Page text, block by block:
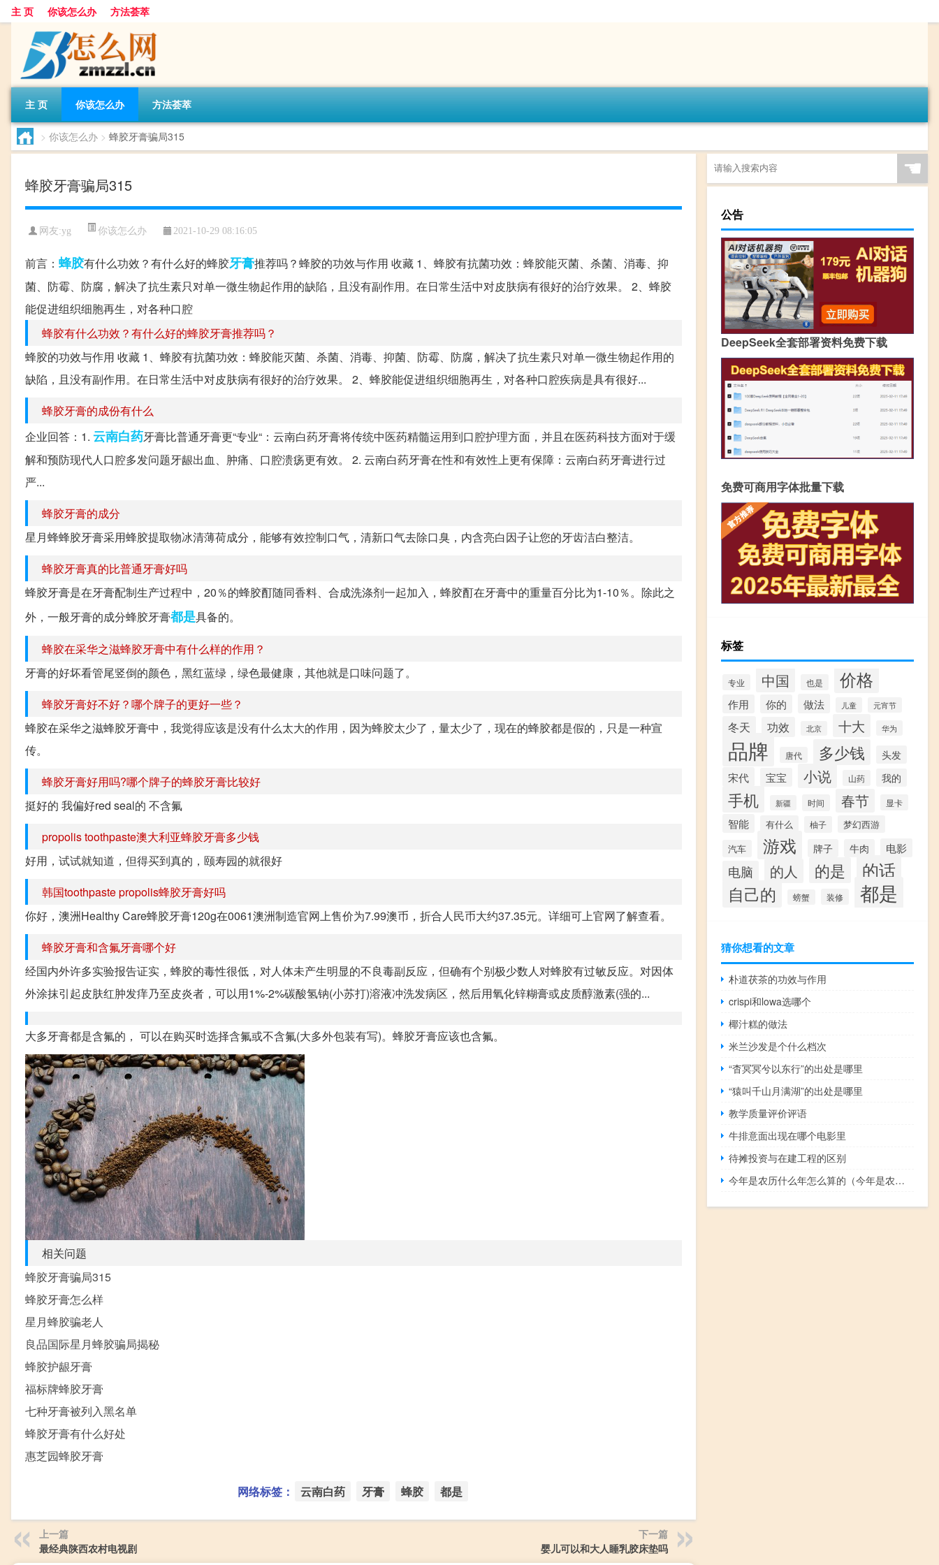
主 页 你该怎么办 方法荟萃
主 页 你该怎么办 方法荟萃
> 你该怎么办 > 蜂胶牙膏骗局315
蜂胶牙膏骗局315
网友:yg 你该怎么办 2021-10-29 08:16:05
前言： 蜂胶有什么功效？有什么好的蜂胶牙膏推荐吗？蜂胶的功效与作用 收藏 1、蜂胶有抗菌功效：蜂胶能灭菌、杀菌、消毒、抑
菌、防霉、防腐，解决了抗生素只对单一微生物起作用的缺陷，且没有副作用。在日常生活中对皮肤病有很好的治疗效果。 2、蜂胶
能促进组织细胞再生，对各种口腔
蜂胶有什么功效？有什么好的蜂胶牙膏推荐吗？
蜂胶的功效与作用 收藏 1、蜂胶有抗菌功效：蜂胶能灭菌、杀菌、消毒、抑菌、防霉、防腐，解决了抗生素只对单一微生物起作用的
缺陷，且没有副作用。在日常生活中对皮肤病有很好的治疗效果。 2、蜂胶能促进组织细胞再生，对各种口腔疾病是具有很好...
蜂胶牙膏的成份有什么
企业回答：1. 云南白药牙膏比普通牙膏更“专业“：云南白药牙膏将传统中医药精髓运用到口腔护理方面，并且在医药科技方面对于缓
解和预防现代人口腔多发问题牙龈出血、肿痛、口腔溃疡更有效。 2. 云南白药牙膏在性和有效性上更有保障：云南白药牙膏进行过
严...
蜂胶牙膏的成分
星月蜂蜂胶牙膏采用蜂胶提取物冰清薄荷成分，能够有效控制口气，清新口气去除口臭，内含亮白因子让您的牙齿洁白整洁。
蜂胶牙膏真的比普通牙膏好吗
蜂胶牙膏是在牙膏配制生产过程中，20％的蜂胶酊随同香料、合成洗涤剂一起加入，蜂胶酊在牙膏中的重量百分比为1-10％。除此之
外，一般牙膏的成分蜂胶牙膏都是具备的。
蜂胶在采华之滋蜂胶牙膏中有什么样的作用？
牙膏的好坏看管尾竖倒的颜色，黑红蓝绿，绿色最健康，其他就是口味问题了。
蜂胶牙膏好不好？哪个牌子的更好一些？
蜂胶在采华之滋蜂胶牙膏中，我觉得应该是没有什么太大的作用，因为蜂胶太少了，量太少了，现在的蜂胶都是假的，只是一种宣
传。
蜂胶牙膏好用吗?哪个牌子的蜂胶牙膏比较好
挺好的 我偏好red seal的 不含氟
propolis toothpaste澳大利亚蜂胶牙膏多少钱
好用，试试就知道，但得买到真的，颐寿园的就很好
韩国toothpaste propolis蜂胶牙膏好吗
你好，澳洲Healthy Care蜂胶牙膏120g在0061澳洲制造官网上售价为7.99澳币，折合人民币大约37.35元。详细可上官网了解查看。
蜂胶牙膏和含氟牙膏哪个好
经国内外许多实验报告证实，蜂胶的毒性很低，对人体未产生明显的不良毒副反应，但确有个别极少数人对蜂胶有过敏反应。对因体
外涂抹引起皮肤红肿发痒乃至皮炎者，可以用1%-2%碳酸氢钠(小苏打)溶液冲洗发病区，然后用氧化锌糊膏或皮质醇激素(强的...
大多牙膏都是含氟的， 可以在购买时选择含氟或不含氟(大多外包装有写)。蜂胶牙膏应该也含氟。
相关问题
蜂胶牙膏骗局315
蜂胶牙膏怎么样
星月蜂胶骗老人
良品国际星月蜂胶骗局揭秘
蜂胶护龈牙膏
福标牌蜂胶牙膏
七种牙膏被列入黑名单
蜂胶牙膏有什么好处
惠芝园蜂胶牙膏
网络标签： 云南白药 牙膏 蜂胶 都是
上一篇
最经典陕西农村电视剧
下一篇
婴儿可以和大人睡乳胶床垫吗
☚
公告
DeepSeek全套部署资料免费下载
免费可商用字体批量下载
标签
专业 中国 也是 价格
作用 你的 做法 儿童 元宵节
冬天 功效 北京 十大 华为
品牌 唐代 多少钱 头发
宋代 宝宝 小说 山药 我的
手机 新疆 时间 春节 显卡
智能 有什么 柚子
梦幻西游
汽车
游戏 牌子 牛肉 电影
电脑 的人 的是 的话
自己的 螃蟹 装修 都是
猜你想看的文章
朴道茯茶的功效与作用
crispi和lowa选哪个
椰汁糕的做法
米兰沙发是个什么档次
“杳冥冥兮以东行”的出处是哪里
“猿叫千山月满湖”的出处是哪里
教学质量评价评语
牛排意面出现在哪个电影里
待摊投资与在建工程的区别
今年是农历什么年怎么算的（今年是农历什么年）